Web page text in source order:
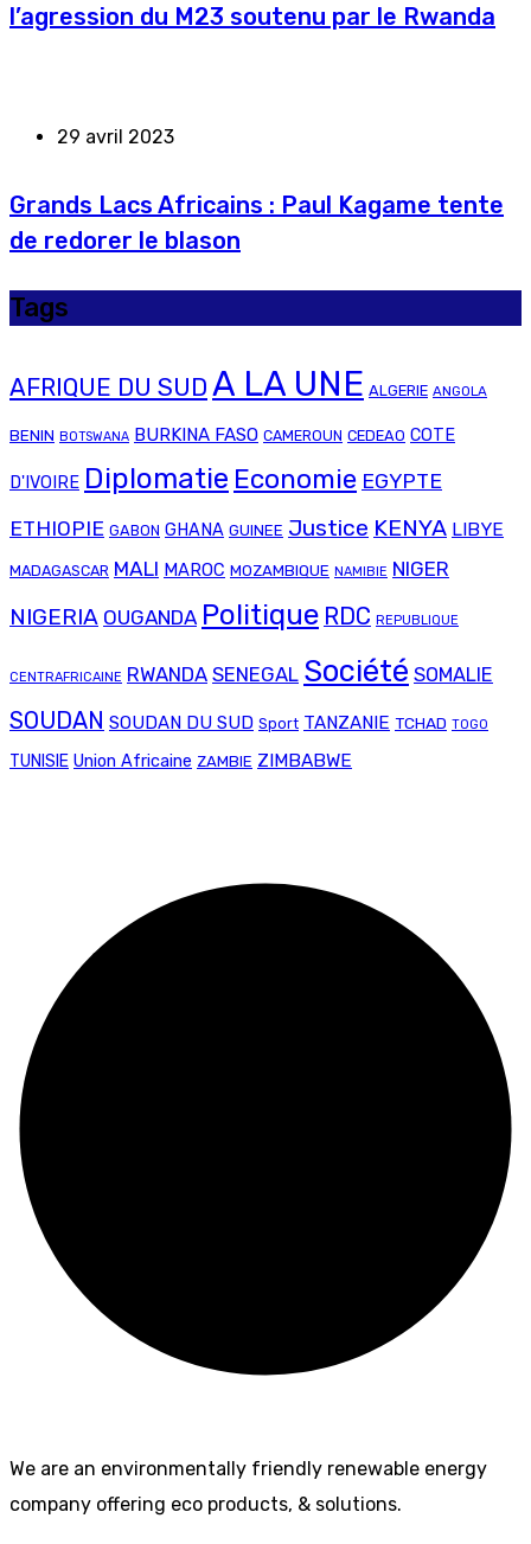
l’agression du M23 soutenu par le Rwanda
29 avril 2023
Grands Lacs Africains : Paul Kagame tente
de redorer le blason
Tags
AFRIQUE DU SUD A LA UNE ALGERIE ANGOLA
BENIN BOTSWANA BURKINA FASO CAMEROUN CEDEAO COTE
D'IVOIRE Diplomatie Economie EGYPTE
ETHIOPIE GABON GHANA GUINEE Justice KENYA LIBYE
MADAGASCAR MALI MAROC MOZAMBIQUE NAMIBIE NIGER
NIGERIA OUGANDA Politique RDC REPUBLIQUE
CENTRAFRICAINE RWANDA SENEGAL Société SOMALIE
SOUDAN SOUDAN DU SUD Sport TANZANIE TCHAD TOGO
TUNISIE Union Africaine ZAMBIE ZIMBABWE
We are an environmentally friendly renewable energy
company offering eco products, & solutions.